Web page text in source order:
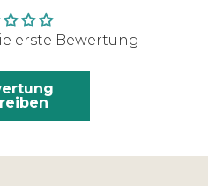
erste Bewertung